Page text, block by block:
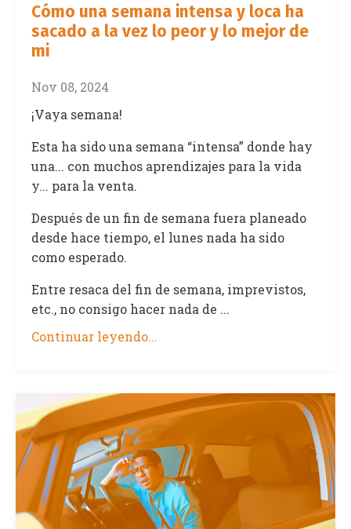
Cómo una semana intensa y loca ha
sacado a la vez lo peor y lo mejor de
mi
Nov 08, 2024
¡Vaya semana!
Esta ha sido una semana “intensa” donde hay
una... con muchos aprendizajes para la vida
y... para la venta.
Después de un fin de semana fuera planeado
desde hace tiempo, el lunes nada ha sido
como esperado.
Entre resaca del fin de semana, imprevistos,
etc., no consigo hacer nada de ...
Continuar leyendo...